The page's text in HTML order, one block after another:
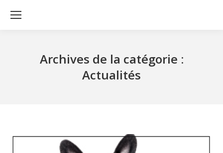
Archives de la catégorie :
Actualités